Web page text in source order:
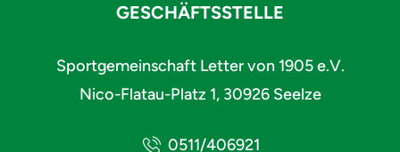
GESCHÄFTSSTELLE
Sportgemeinschaft Letter von 1905 e.V.
Nico-Flatau-Platz 1, 30926 Seelze
0511/406921